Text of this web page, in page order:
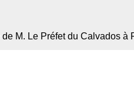
M. Le Préfet du Calvados à